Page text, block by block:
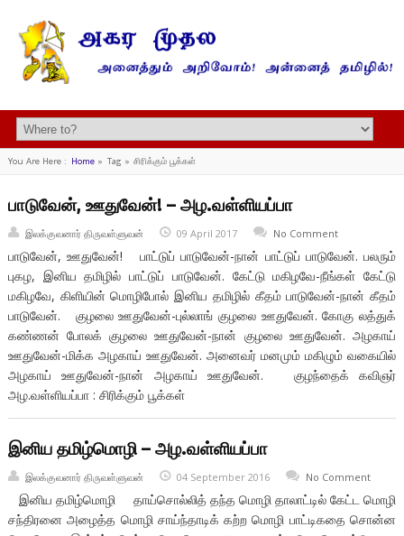
You Are Here : Home» Tag » சிரிக்கும் பூக்கள்
பாடுவேன், ஊதுவேன்! – அழ.வள்ளியப்பா
இலக்குவனார் திருவள்ளுவன் 09 April 2017 No Comment
பாடுவேன், ஊதுவேன்! பாட்டுப் பாடுவேன்-நான் பாட்டுப் பாடுவேன். பலரும்
புகழ, இனிய தமிழில் பாட்டுப் பாடுவேன். கேட்டு மகிழவே-நீங்கள் கேட்டு
மகிழவே, கிளியின் மொழிபோல் இனிய தமிழில் கீதம் பாடுவேன்-நான் கீதம்
பாடுவேன். குழலை ஊதுவேன்-புல்லாங் குழலை ஊதுவேன். கோகு லத்துக்
கண்ணன் போலக் குழலை ஊதுவேன்-நான் குழலை ஊதுவேன். அழகாய்
ஊதுவேன்-மிக்க அழகாய் ஊதுவேன். அனைவர் மனமும் மகிழும் வகையில்
அழகாய் ஊதுவேன்-நான் அழகாய் ஊதுவேன். குழந்தைக் கவிஞர்
அழ.வள்ளியப்பா : சிரிக்கும் பூக்கள்
இனிய தமிழ்மொழி – அழ.வள்ளியப்பா
இலக்குவனார் திருவள்ளுவன் 04 September 2016 No Comment
இனிய தமிழ்மொழி தாய்சொல்லித் தந்த மொழி தாலாட்டில் கேட்ட மொழி
சந்திரனை அழைத்த மொழி சாய்ந்தாடிக் கற்ற மொழி பாட்டிகதை சொன்ன